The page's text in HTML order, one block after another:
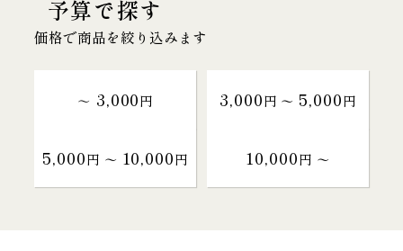
予算で探す
価格で商品を絞り込みます
～ 3,000円 3,000円 〜 5,000円
5,000円 〜 10,000円 10,000円 〜